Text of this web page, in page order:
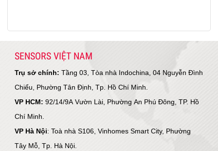
SENSORS VIỆT NAM
Trụ sở chính: Tầng 03, Tòa nhà Indochina, 04 Nguyễn Đình
Chiểu, Phường Tân Định, Tp. Hồ Chí Minh.
VP HCM: 92/14/9A Vườn Lài, Phường An Phú Đông, TP. Hồ
Chí Minh.
VP Hà Nội: Toà nhà S106, Vinhomes Smart City, Phường
Tây Mỗ, Tp. Hà Nội.